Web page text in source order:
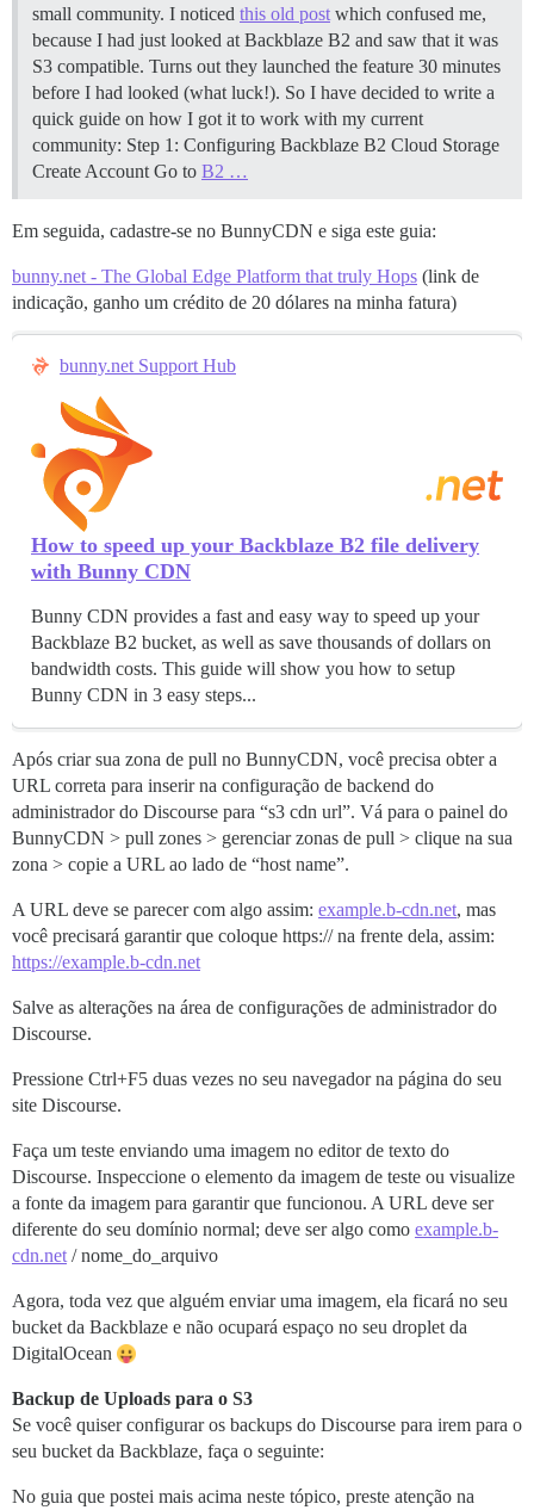
small community. I noticed this old post which confused me,
because I had just looked at Backblaze B2 and saw that it was
S3 compatible. Turns out they launched the feature 30 minutes
before I had looked (what luck!). So I have decided to write a
quick guide on how I got it to work with my current
community: Step 1: Configuring Backblaze B2 Cloud Storage
Create Account Go to B2 …
Em seguida, cadastre-se no BunnyCDN e siga este guia:
bunny.net - The Global Edge Platform that truly Hops (link de
indicação, ganho um crédito de 20 dólares na minha fatura)
bunny.net Support Hub
How to speed up your Backblaze B2 file delivery
with Bunny CDN
Bunny CDN provides a fast and easy way to speed up your
Backblaze B2 bucket, as well as save thousands of dollars on
bandwidth costs. This guide will show you how to setup
Bunny CDN in 3 easy steps...
Após criar sua zona de pull no BunnyCDN, você precisa obter a
URL correta para inserir na configuração de backend do
administrador do Discourse para “s3 cdn url”. Vá para o painel do
BunnyCDN > pull zones > gerenciar zonas de pull > clique na sua
zona > copie a URL ao lado de “host name”.
A URL deve se parecer com algo assim: example.b-cdn.net, mas
você precisará garantir que coloque https:// na frente dela, assim:
https://example.b-cdn.net
Salve as alterações na área de configurações de administrador do
Discourse.
Pressione Ctrl+F5 duas vezes no seu navegador na página do seu
site Discourse.
Faça um teste enviando uma imagem no editor de texto do
Discourse. Inspeccione o elemento da imagem de teste ou visualize
a fonte da imagem para garantir que funcionou. A URL deve ser
diferente do seu domínio normal; deve ser algo como example.b-
cdn.net / nome_do_arquivo
Agora, toda vez que alguém enviar uma imagem, ela ficará no seu
bucket da Backblaze e não ocupará espaço no seu droplet da
DigitalOcean
Backup de Uploads para o S3
Se você quiser configurar os backups do Discourse para irem para o
seu bucket da Backblaze, faça o seguinte:
No guia que postei mais acima neste tópico, preste atenção na